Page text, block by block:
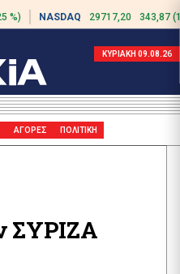
%) NASDAQ 29717,20 343,87
ΚΥΡΙΑΚΗ 09.08.26
ΑΓΟΡΕΣ ΠΟΛΙΤΙΚΗ
ΣΥΡΙΖΑ